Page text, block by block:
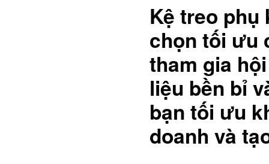
Kệ treo
chọn tối ưu
tham gia
liệu bền bỉ
bạn tối ưu
doanh và